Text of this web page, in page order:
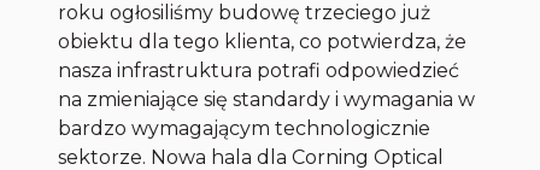
roku ogłosiliśmy budowę trzeciego już
obiektu dla tego klienta, co potwierdza, że
nasza infrastruktura potrafi odpowiedzieć
na zmieniające się standardy i wymagania w
bardzo wymagającym technologicznie
sektorze. Nowa hala dla Corning Optical